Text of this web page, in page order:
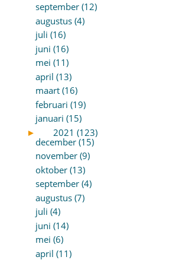
september (12)
augustus (4)
juli (16)
juni (16)
mei (11)
april (13)
maart (16)
februari (19)
januari (15)
►
2021 (123)
december (15)
november (9)
oktober (13)
september (4)
augustus (7)
juli (4)
juni (14)
mei (6)
april (11)